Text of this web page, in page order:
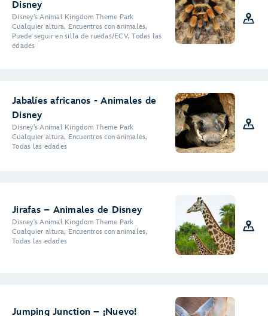
Disney
Disney's Animal Kingdom Theme Park
Cualquier altura, Encuentros con animales,
Puede seguir en silla de ruedas/ECV, Todas las
edades
Jabalíes africanos - Animales de
Disney
Disney's Animal Kingdom Theme Park
Cualquier altura, Encuentros con animales,
Todas las edades
Jirafas – Animales de Disney
Disney's Animal Kingdom Theme Park
Cualquier altura, Encuentros con animales,
Todas las edades
Jumping Junction – ¡Nuevo!